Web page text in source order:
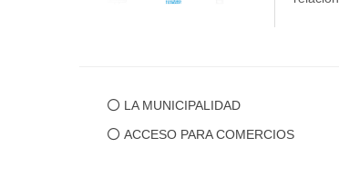
LA MUNICIPALIDAD
ACCESO PARA COMERCIOS